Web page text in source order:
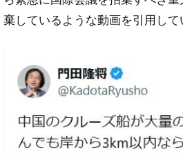
棄しているような動画を引用して